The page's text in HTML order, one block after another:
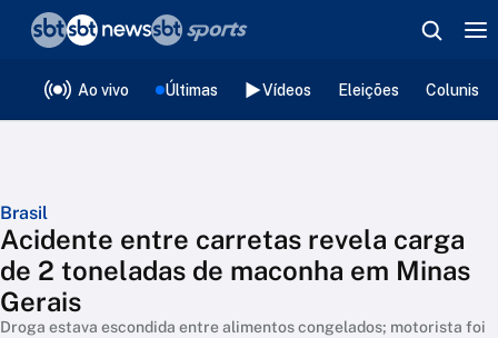
Ao vivo Últimas Vídeos Eleições
Brasil
Acidente entre carretas revela carga
de 2 toneladas de maconha em Minas
Gerais
Droga estava escondida entre alimentos congelados; motorista foi
❮voltar
Editorias